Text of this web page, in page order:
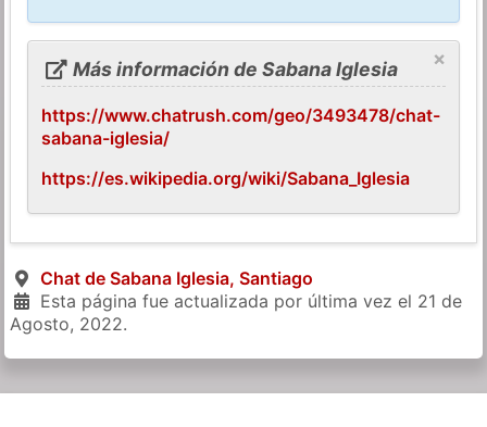
×
Más información de Sabana Iglesia
https://www.chatrush.com/geo/3493478/chat-
sabana-iglesia/
https://es.wikipedia.org/wiki/Sabana_Iglesia
Chat de Sabana Iglesia, Santiago
Esta página fue actualizada por última vez el 21 de
Agosto, 2022.